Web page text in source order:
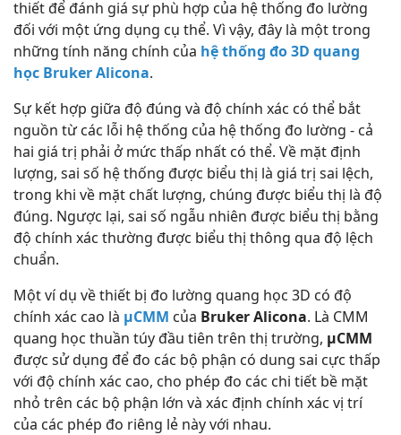
thiết để đánh giá sự phù hợp của hệ thống đo lường
đối với một ứng dụng cụ thể. Vì vậy, đây là một trong
những tính năng chính của hệ thống đo 3D quang
học Bruker Alicona.
Sự kết hợp giữa độ đúng và độ chính xác có thể bắt
nguồn từ các lỗi hệ thống của hệ thống đo lường - cả
hai giá trị phải ở mức thấp nhất có thể. Về mặt định
lượng, sai số hệ thống được biểu thị là giá trị sai lệch,
trong khi về mặt chất lượng, chúng được biểu thị là độ
đúng. Ngược lại, sai số ngẫu nhiên được biểu thị bằng
độ chính xác thường được biểu thị thông qua độ lệch
chuẩn.
Một ví dụ về thiết bị đo lường quang học 3D có độ
chính xác cao là µCMM của Bruker Alicona. Là CMM
quang học thuần túy đầu tiên trên thị trường, µCMM
được sử dụng để đo các bộ phận có dung sai cực thấp
với độ chính xác cao, cho phép đo các chi tiết bề mặt
nhỏ trên các bộ phận lớn và xác định chính xác vị trí
của các phép đo riêng lẻ này với nhau.